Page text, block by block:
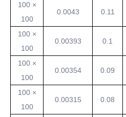
100 ×
100
0.0043 0.11
100 ×
100
0.00393 0.1
100 ×
100
0.00354 0.09
100 ×
100
0.00315 0.08